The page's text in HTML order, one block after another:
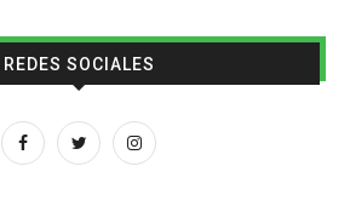
REDES SOCIALES